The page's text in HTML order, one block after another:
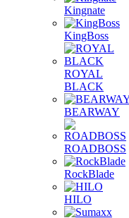
Kingnate
KingBoss
ROYAL
BLACK
BEARWAY
ROADBOSS
RockBlade
HILO